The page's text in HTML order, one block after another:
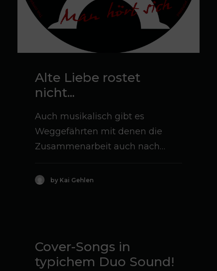
Alte Liebe rostet
nicht...
Auch musikalisch gibt es
Weggefährten mit denen die
Zusammenarbeit auch nach…
by Kai Gehlen
Cover-Songs in
typichem Duo Sound!